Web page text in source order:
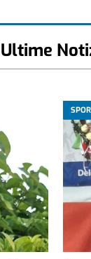
Ultime